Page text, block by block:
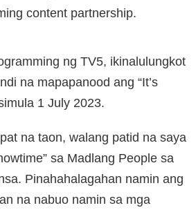
content partnership.
ng TV5, ikinalulungkot
na mapapanood ang “It’s
1 July 2023.
na taon, walang patid na saya
sa Madlang People sa
Pinahahalagahan namin ang
na nabuo namin sa mga